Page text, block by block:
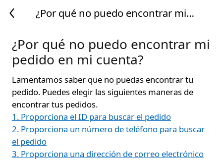
¿Por qué no puedo encontrar mi
¿Por qué no puedo encontrar mi
pedido en mi cuenta?
Lamentamos saber que no puedas encontrar tu
pedido. Puedes elegir las siguientes maneras de
encontrar tus pedidos.
1. Proporciona el ID para buscar el pedido
2. Proporciona un número de teléfono para buscar
el pedido
3. Proporciona una dirección de correo electrónico